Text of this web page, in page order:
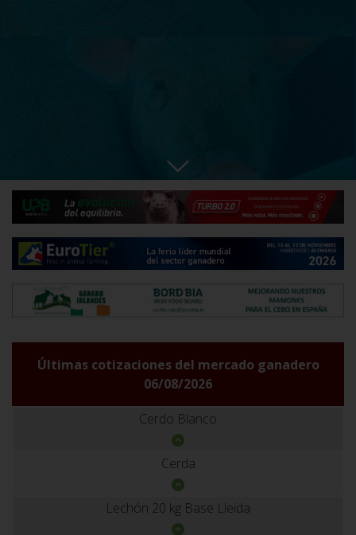
Últimas cotizaciones del mercado ganadero
06/08/2026
Cerdo Blanco
Cerda
Lechón 20 kg Base Lleida